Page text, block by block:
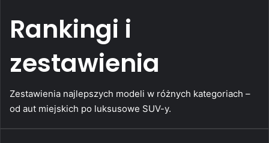
Rankingi i
zestawienia
Zestawienia najlepszych modeli w różnych kategoriach –
od aut miejskich po luksusowe SUV-y.